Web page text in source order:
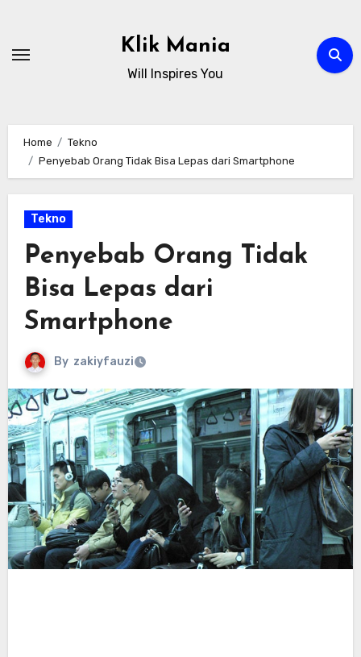
content
Klik Mania
Will Inspires You
Home
Tekno
Penyebab Orang Tidak Bisa Lepas dari Smartphone
Tekno
Penyebab Orang Tidak
Bisa Lepas dari
Smartphone
By zakiyfauzi